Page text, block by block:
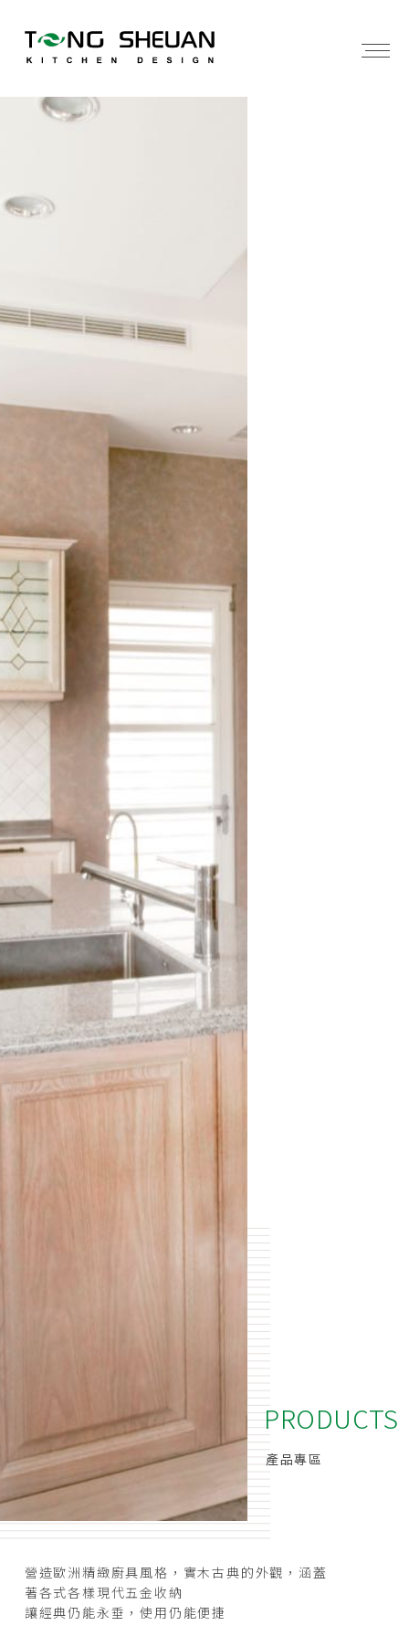
PRODUCTS
產品專區
營造歐洲精緻廚具風格，實木古典的外觀，涵蓋
著各式各樣現代五金收納
讓經典仍能永垂，使用仍能便捷